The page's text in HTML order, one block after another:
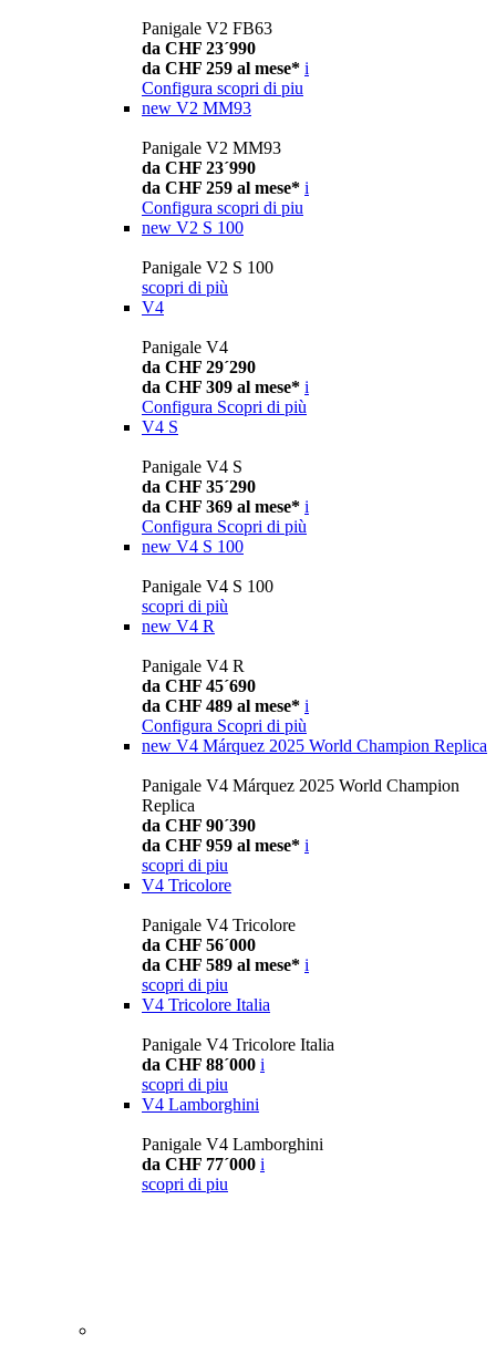
Panigale V2 FB63
da CHF 23´990
da CHF 259 al mese* i
Configura scopri di piu
new V2 MM93
Panigale V2 MM93
da CHF 23´990
da CHF 259 al mese* i
Configura scopri di piu
new V2 S 100
Panigale V2 S 100
scopri di più
V4
Panigale V4
da CHF 29´290
da CHF 309 al mese* i
Configura Scopri di più
V4 S
Panigale V4 S
da CHF 35´290
da CHF 369 al mese* i
Configura Scopri di più
new V4 S 100
Panigale V4 S 100
scopri di più
new V4 R
Panigale V4 R
da CHF 45´690
da CHF 489 al mese* i
Configura Scopri di più
new V4 Márquez 2025 World Champion Replica
Panigale V4 Márquez 2025 World Champion
Replica
da CHF 90´390
da CHF 959 al mese* i
scopri di piu
V4 Tricolore
Panigale V4 Tricolore
da CHF 56´000
da CHF 589 al mese* i
scopri di piu
V4 Tricolore Italia
Panigale V4 Tricolore Italia
da CHF 88´000 i
scopri di piu
V4 Lamborghini
Panigale V4 Lamborghini
da CHF 77´000 i
scopri di piu